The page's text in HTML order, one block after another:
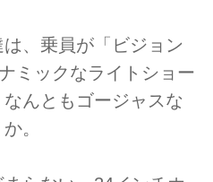
、乗員が「ビジョン
ミックなライトショー
んともゴージャスな
。